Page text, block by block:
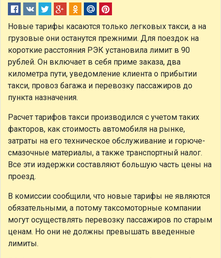
Новые тарифы касаются только легковых такси, а на
грузовые они останутся прежними. Для поездок на
короткие расстояния РЭК установила лимит в 90
рублей. Он включает в себя приме заказа, два
километра пути, уведомление клиента о прибытии
такси, провоз багажа и перевозку пассажиров до
пункта назначения.
Расчет тарифов такси производился с учетом таких
факторов, как стоимость автомобиля на рынке,
затраты на его техническое обслуживание и горюче-
смазочные материалы, а также транспортный налог.
Все эти издержки составляют большую часть цены на
проезд.
В комиссии сообщили, что новые тарифы не являются
обязательными, а потому таксомоторные компании
могут осуществлять перевозку пассажиров по старым
ценам. Но они не должны превышать введенные
лимиты.